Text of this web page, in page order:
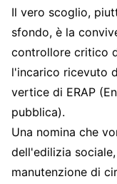
Il vero scoglio,
sfondo, è la
controllore critico
l'incarico ricevuto
vertice di ERAP
pubblica).
Una nomina che
dell'edilizia
manutenzione di